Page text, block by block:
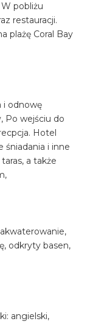
pobliżu
restauracji.
plażę Coral Bay
i odnowę
Po wejściu do
Hotel
śniadania i inne
a także
odkryty basen,
angielski,